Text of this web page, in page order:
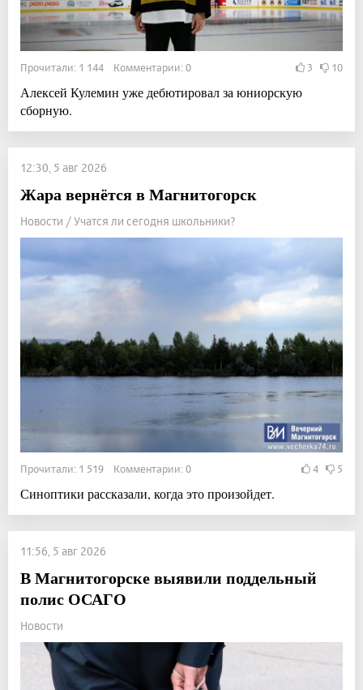
Прочитали: 1 144 Комментарии: 0 3 10
Алексей Кулемин уже дебютировал за юниорскую
сборную.
12:30, 5 авг 2026
Жара вернётся в Магнитогорск
Новости / Учатся ли сегодня школьники?
Прочитали: 1 519 Комментарии: 0 4 5
Синоптики рассказали, когда это произойдет.
11:56, 5 авг 2026
В Магнитогорске выявили поддельный
полис ОСАГО
Новости